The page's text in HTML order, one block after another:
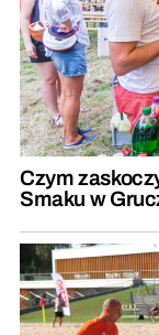
Czym
Smaku w